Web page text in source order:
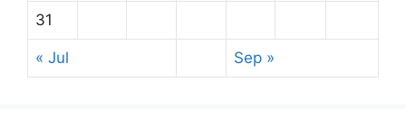
31
« Jul Sep »